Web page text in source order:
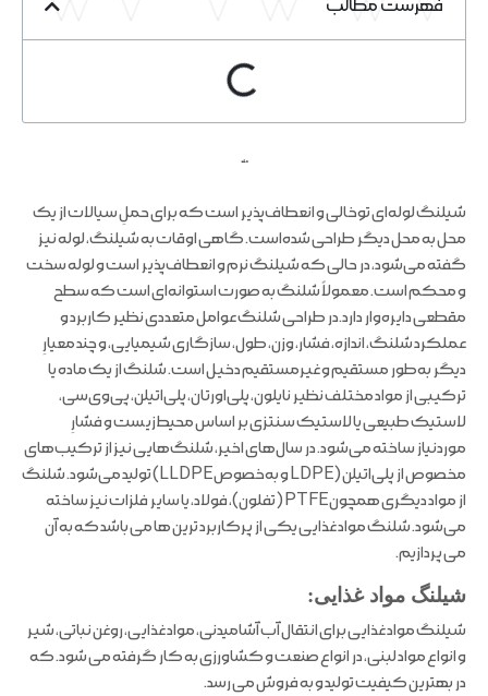
فهرست مطالب
ملند
شیلنگ لوله‌ای توخالی و انعطاف‌پذیر است که برای حملِ سیالات از یک
محل به محل دیگر طراحی شده‌است. گاهی اوقات به شیلنگ، لوله نیز
گفته می‌شود، در حالی که شیلنگ نرم و انعطاف‌پذیر است و لوله سخت
و محکم است. معمولاً شلنگ به صورت استوانه‌ای است که سطح
مقطعی دایره‌وار دارد.در طراحی شلنگ عوامل متعددی نظیر کاربرد و
عملکرد شلنگ، اندازه، فشار، وزن، طول، سازگاری شیمیایی، و چند معیارِ
دیگر به‌طور مستقیم و غیرمستقیم دخیل است. شلنگ از یک ماده یا
ترکیبی از مواد مختلف نظیر نایلون، پلی‌اورتان، پلی‌اتیلن، پی‌وی‌سی،
لاستیک طبیعی یا لاستیک سنتزی بر اساس محیط‌زیست و فشارِ
موردنیاز ساخته می‌شود. در سال‌های اخیر، شلنگ‌هایی نیز از ترکیب‌های
مخصوص از پلی‌اتیلن (LDPE و به‌خصوص LLDPE) تولید می‌شود. شلنگ
از مواد دیگری همچون PTFE (تفلون)، فولاد، یا سایر فلزات نیز ساخته
می‌شود. شلنگ مواد غذایی یکی از پرکاربرد ترین ها می باشد که به آن
می پردازیم.
شیلنگ مواد غذایی:
شیلنگ مواد غذایی برای انتقال آب آشامیدنی، مواد غذایی، روغن نباتی، شیر
و انواع مواد لبنی، در انواع صنعت و کشاورزی به کار گرفته می شود. که
در بهترین کیفیت تولید و به فروش می رسد.